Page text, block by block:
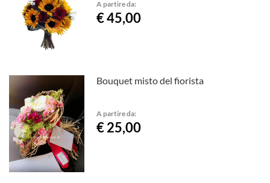
A partire da:
€ 45,00
Bouquet misto del fiorista
A partire da:
€ 25,00